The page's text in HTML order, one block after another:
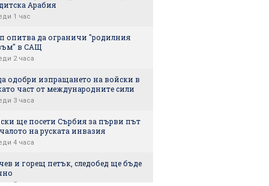
Арабия
1 час
опитва да ограничи "родилния
в САЩ
2 часа
одобри изпращането на войски в
част от международните сили
3 часа
ще посети Сърбия за първи път
на руската инвазия
4 часа
и горещ петък, следобед ще бъде
5 часа